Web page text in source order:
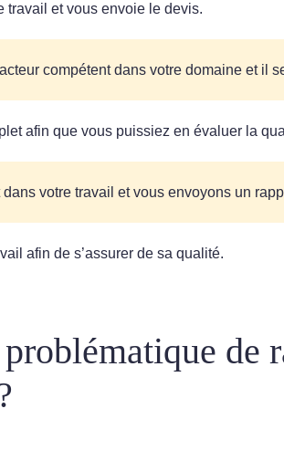
travail et vous envoie le devis.
compétent dans votre domaine et il
afin que vous puissiez en évaluer la
votre travail et vous envoyons un
afin de s’assurer de sa qualité.
de